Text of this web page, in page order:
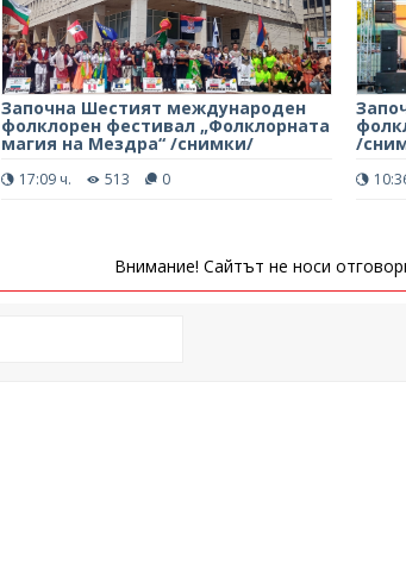
Започна Шестият международен
фолклорен фестивал „Фолклорната
магия на Мездра“ /снимки/
17:09 ч. 513 0
/
Внимание! Сайтът не носи